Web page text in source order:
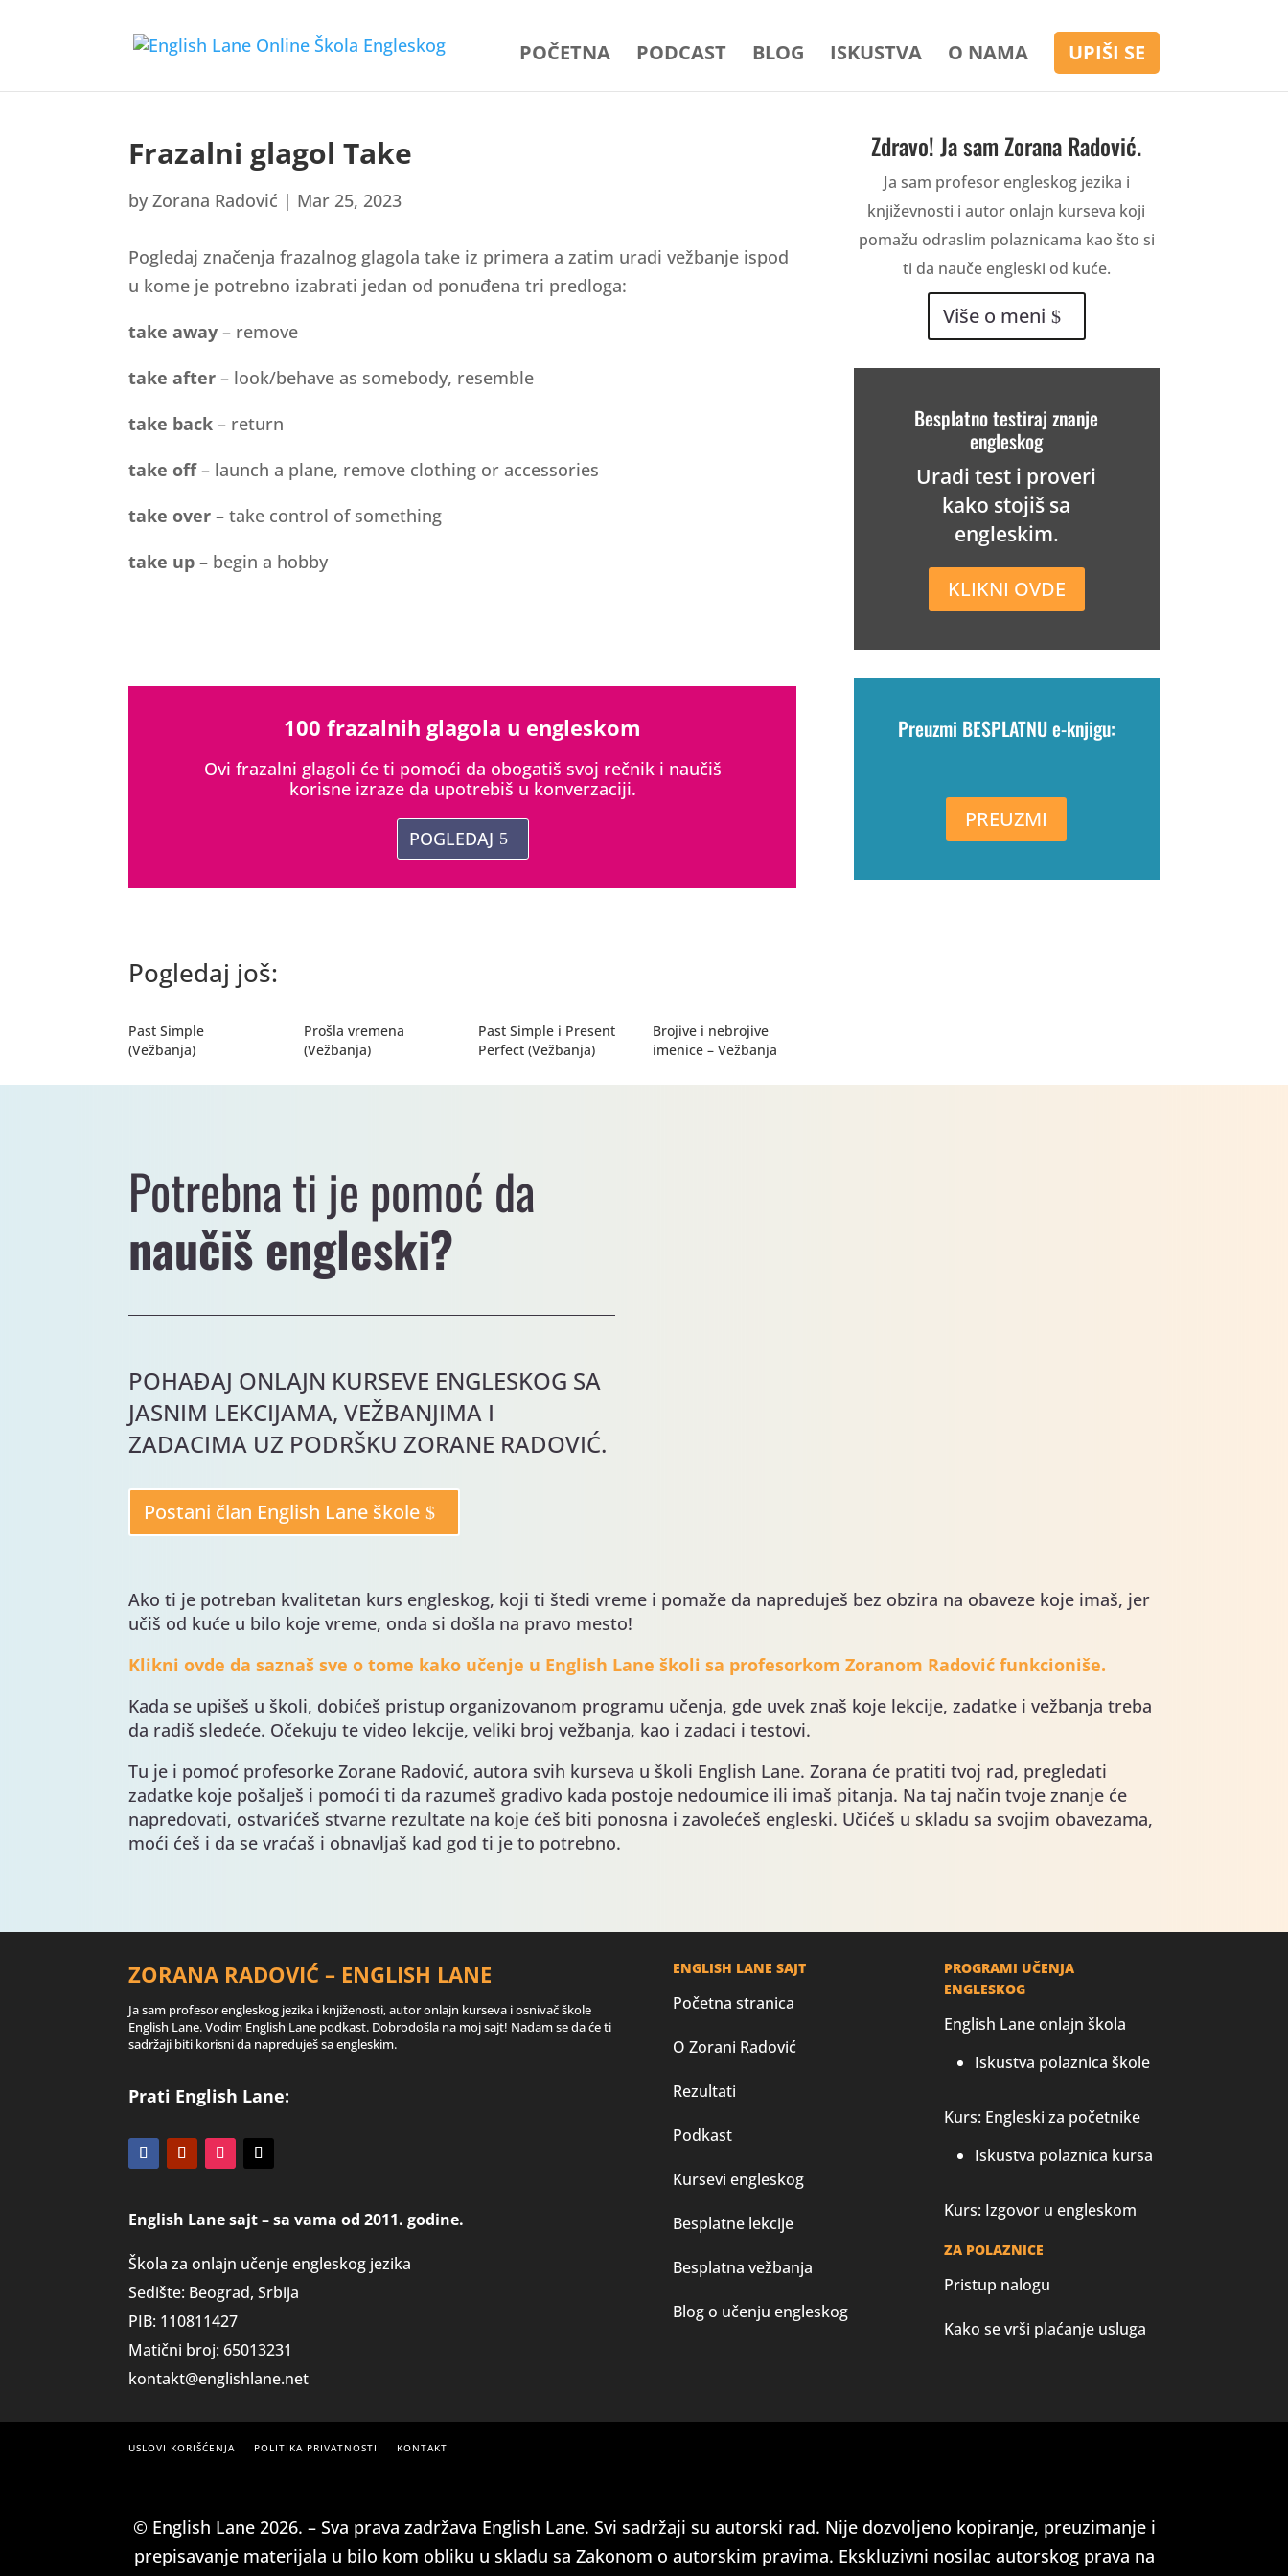
POČETNA PODCAST BLOG ISKUSTVA O NAMA UPIŠI SE
Frazalni glagol Take
byZorana Radović | Mar 25, 2023
Pogledaj značenja frazalnog glagola take iz primera a zatim uradi vežbanje ispod
u kome je potrebno izabrati jedan od ponuđena tri predloga:
take away – remove
take after – look/behave as somebody, resemble
take back – return
take off– launch a plane, remove clothing or accessories
take over – take control of something
take up – begin a hobby
100 frazalnih glagola u engleskom
Ovi frazalni glagoli će ti pomoći da obogatiš svoj rečnik i naučiš
korisne izraze da upotrebiš u konverzaciji.
POGLEDAJ
Pogledaj još:
Past Simple
(Vežbanja)
Prošla vremena
(Vežbanja)
Past Simple i Present
Perfect (Vežbanja)
Brojive i nebrojive
imenice – Vežbanja
Zdravo! Ja sam Zorana Radović.
Ja sam profesor engleskog jezika i
književnosti i autor onlajn kurseva koji
pomažu odraslim polaznicama kao što si
ti da nauče engleski od kuće.
Više o meni
Besplatno testiraj znanje
engleskog
Uradi test i proveri
kako stojiš sa
engleskim.
KLIKNI OVDE
Preuzmi BESPLATNU e-knjigu:
PREUZMI
Potrebna ti je pomoć da
naučiš engleski?
POHAĐAJ ONLAJN KURSEVE ENGLESKOG SA
JASNIM LEKCIJAMA, VEŽBANJIMA I
ZADACIMA UZ PODRŠKU ZORANE RADOVIĆ.
Postani član English Lane škole
Ako ti je potreban kvalitetan kurs engleskog, koji ti štedi vreme i pomaže da napreduješ bez obzira na obaveze koje imaš, jer
učiš od kuće u bilo koje vreme, onda si došla na pravo mesto!
Klikni ovde da saznaš sve o tome kako učenje u English Lane školi sa profesorkom Zoranom Radović funkcioniše.
Kada se upišeš u školi, dobićeš pristup organizovanom programu učenja, gde uvek znaš koje lekcije, zadatke i vežbanja treba
da radiš sledeće. Očekuju te video lekcije, veliki broj vežbanja, kao i zadaci i testovi.
Tu je i pomoć profesorke Zorane Radović, autora svih kurseva u školi English Lane. Zorana će pratiti tvoj rad, pregledati
zadatke koje pošalješ i pomoći ti da razumeš gradivo kada postoje nedoumice ili imaš pitanja. Na taj način tvoje znanje će
napredovati, ostvarićeš stvarne rezultate na koje ćeš biti ponosna i zavolećeš engleski. Učićeš u skladu sa svojim obavezama,
moći ćeš i da se vraćaš i obnavljaš kad god ti je to potrebno.
ZORANA RADOVIĆ – ENGLISH LANE
Ja sam profesor engleskog jezika i knjiženosti, autor onlajn kurseva i osnivač škole
English Lane. Vodim English Lane podkast. Dobrodošla na moj sajt! Nadam se da će ti
sadržaji biti korisni da napreduješ sa engleskim.
Prati English Lane:
English Lane sajt – sa vama od 2011. godine.
Škola za onlajn učenje engleskog jezika
Sedište: Beograd, Srbija
PIB: 110811427
Matični broj: 65013231
kontakt@englishlane.net
ENGLISH LANE SAJT
Početna stranica
O Zorani Radović
Rezultati
Podkast
Kursevi engleskog
Besplatne lekcije
Besplatna vežbanja
Blog o učenju engleskog
PROGRAMI UČENJA
ENGLESKOG
English Lane onlajn škola
Iskustva polaznica škole
Kurs: Engleski za početnike
Iskustva polaznica kursa
Kurs: Izgovor u engleskom
ZA POLAZNICE
Pristup nalogu
Kako se vrši plaćanje usluga
USLOVI KORIŠĆENJA POLITIKA PRIVATNOSTI KONTAKT
© English Lane 2026. – Sva prava zadržava English Lane. Svi sadržaji su autorski rad. Nije dozvoljeno kopiranje, preuzimanje i
prepisavanje materijala u bilo kom obliku u skladu sa Zakonom o autorskim pravima. Ekskluzivni nosilac autorskog prava na